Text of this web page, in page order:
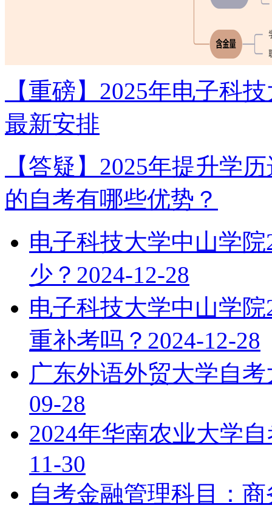
【重磅】2025年电子科
最新安排
【答疑】2025年提升学
的自考有哪些优势？
电子科技大学中山学
少？ 2024-12-28
电子科技大学中山学
重补考吗？ 2024-12-28
广东外语外贸大学自
09-28
2024年华南农业大学
11-30
自考金融管理科目：